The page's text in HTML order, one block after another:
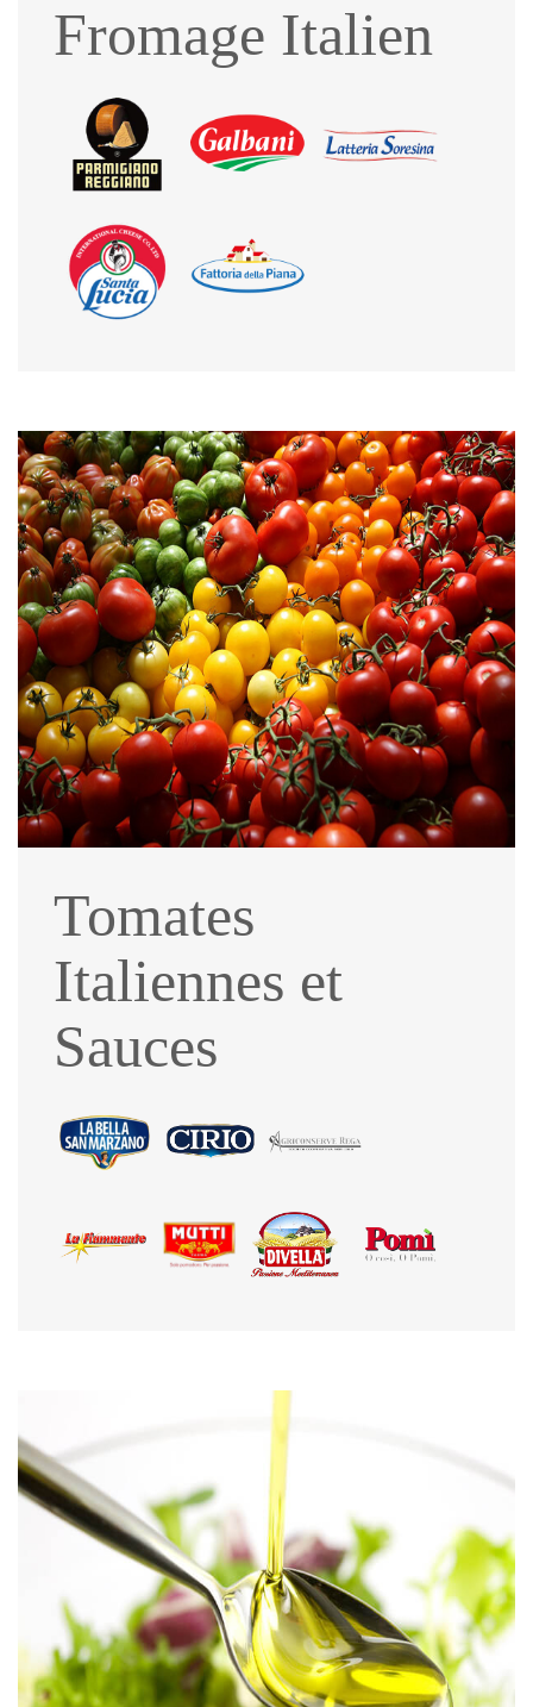
Fromage Italien
Tomates
Italiennes et
Sauces